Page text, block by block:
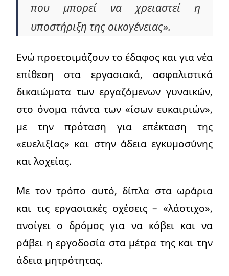
που μπορεί να χρειαστεί η
υποστήριξη της οικογένειας».
Ενώ προετοιμάζουν το έδαφος και για νέα
επίθεση στα εργασιακά, ασφαλιστικά
δικαιώματα των εργαζόμενων γυναικών,
στο όνομα πάντα των «ίσων ευκαιριών»,
με την πρόταση για επέκταση της
«ευελιξίας» και στην άδεια εγκυμοσύνης
και λοχείας.
Με τον τρόπο αυτό, δίπλα στα ωράρια
και τις εργασιακές σχέσεις – «λάστιχο»,
ανοίγει ο δρόμος για να κόβει και να
ράβει η εργοδοσία στα μέτρα της και την
άδεια μητρότητας.